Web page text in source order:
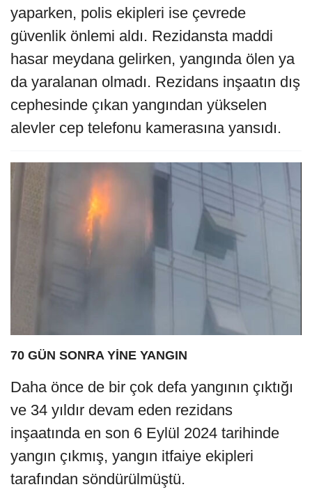
yaparken, polis ekipleri ise çevrede
güvenlik önlemi aldı. Rezidansta maddi
hasar meydana gelirken, yangında ölen ya
da yaralanan olmadı. Rezidans inşaatın dış
cephesinde çıkan yangından yükselen
alevler cep telefonu kamerasına yansıdı.
70 GÜN SONRA YİNE YANGIN
Daha önce de bir çok defa yangının çıktığı
ve 34 yıldır devam eden rezidans
inşaatında en son 6 Eylül 2024 tarihinde
yangın çıkmış, yangın itfaiye ekipleri
tarafından söndürülmüştü.